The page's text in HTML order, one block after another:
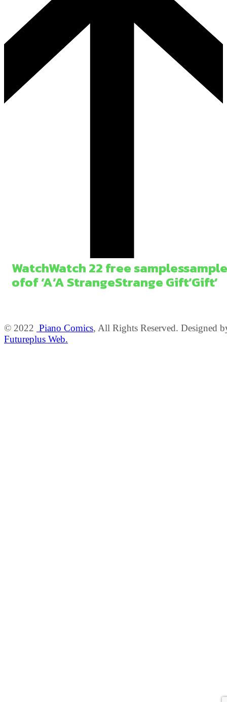
WatchWatch22freesamples
ofof‘A‘AStrangeStrangeGift’Gift’
© 2022 Piano Comics, All Rights Reserved. Designed
Futureplus Web.